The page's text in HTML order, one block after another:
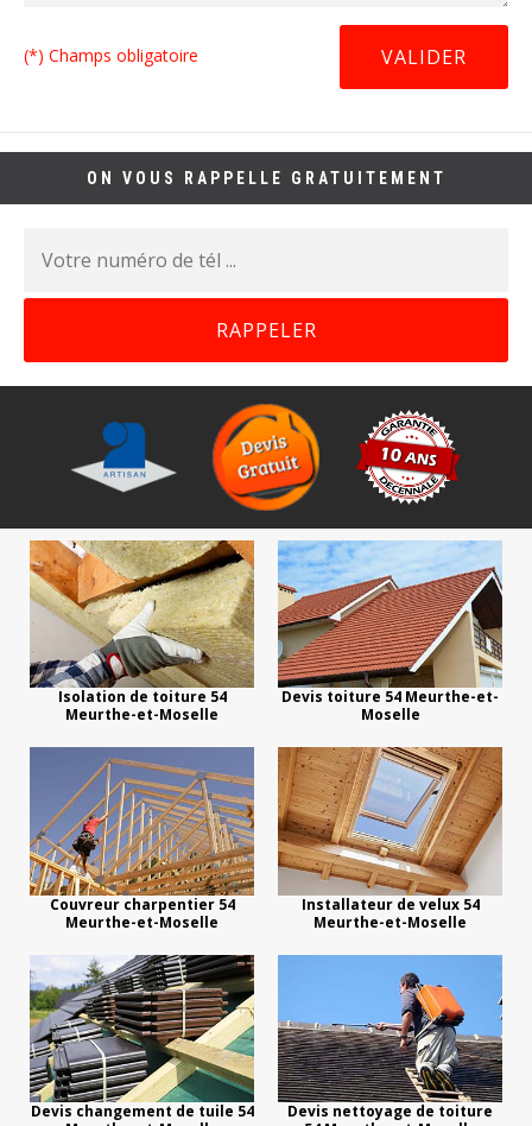
(*) Champs obligatoire
ON VOUS RAPPELLE GRATUITEMENT
Isolation de toiture 54
Meurthe-et-Moselle
Devis toiture 54 Meurthe-et-
Moselle
Couvreur charpentier 54
Meurthe-et-Moselle
Installateur de velux 54
Meurthe-et-Moselle
Devis changement de tuile 54
Devis nettoyage de toiture